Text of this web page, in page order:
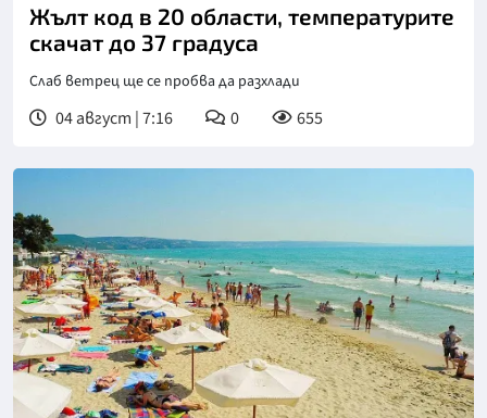
Жълт код в 20 области, температурите
скачат до 37 градуса
Слаб ветрец ще се пробва да разхлади
04 август | 7:16 0 655